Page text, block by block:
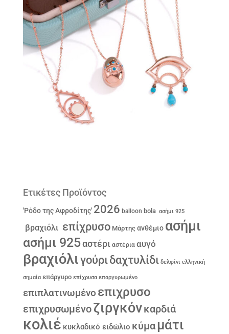
Ετικέτες Προϊόντος
'Ρόδο της Αφροδίτης' 2026 balloon bola ασήμι 925
βραχιόλι επίχρυσο Μάρτης ανθέμιο ασήμι
ασήμι 925αστέρι αστέρια αυγό
βραχιόλιγούριδαχτυλίδι δελφίνι ελληνική
σημαία επάργυρο επίχρυσα επαργυρωμένο
επιπλατινωμένο επιχρυσο
επιχρυσωμένοζιργκόνκαρδιά
κολιέ κυκλαδικό ειδώλιο κύμα μάτι